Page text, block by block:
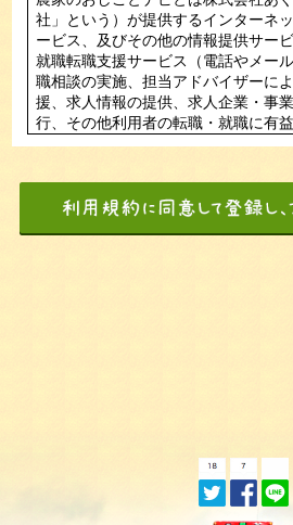
社」という）が提供するインターネ
ービス、及びその他の情報提供サー
就職転職支援サービス（電話やメー
職相談の実施、担当アドバイザーに
援、求人情報の提供、求人企業・事
行、その他利用者の転職・就職に有
る全てのサービス）の総称（以下、
第２条（本サービスの利用）
4. 当社は、利用者と掲載企業との間